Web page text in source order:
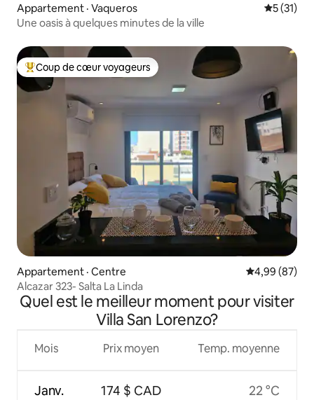
Appartement · Vaqueros Note
5 (31)
Une oasis à quelques minutes de la ville
Coup de cœur voyageurs parmi les plus aimés
Coup de cœur voyageurs
Appartement · Centre Note
4,99 (87)
Alcazar 323- Salta La Linda
Quel est le meilleur moment pour visiter
Villa San Lorenzo?
Mois
Janv.
Prix moyen
174 $ CAD
Temp. moyenne
22 °C